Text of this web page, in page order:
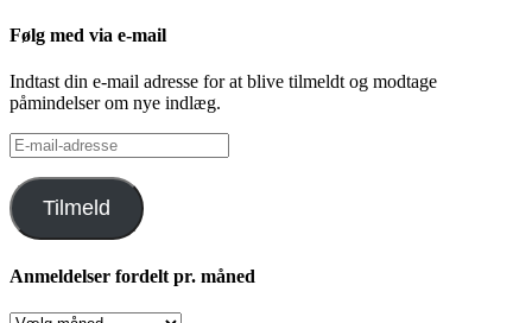
Følg med via e-mail
Indtast din e-mail adresse for at blive tilmeldt og modtage
påmindelser om nye indlæg.
E-
mail-
adresse
Tilmeld
Anmeldelser fordelt pr. måned